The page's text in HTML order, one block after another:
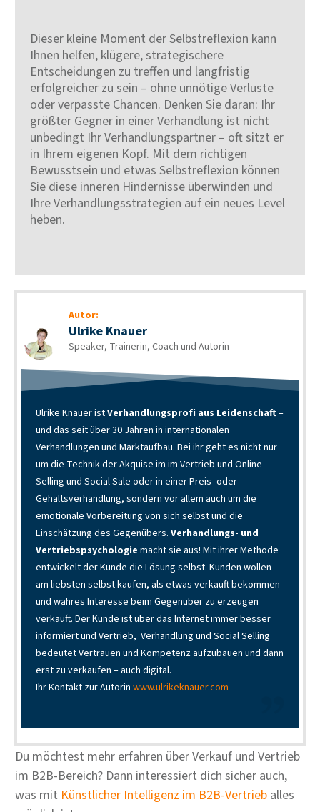
Dieser kleine Moment der Selbstreflexion kann
Ihnen helfen, klügere, strategischere
Entscheidungen zu treffen und langfristig
erfolgreicher zu sein – ohne unnötige Verluste
oder verpasste Chancen. Denken Sie daran: Ihr
größter Gegner in einer Verhandlung ist nicht
unbedingt Ihr Verhandlungspartner – oft sitzt er
in Ihrem eigenen Kopf. Mit dem richtigen
Bewusstsein und etwas Selbstreflexion können
Sie diese inneren Hindernisse überwinden und
Ihre Verhandlungsstrategien auf ein neues Level
heben.
Autor:
Ulrike Knauer
Speaker, Trainerin, Coach und Autorin
Ulrike Knauer istVerhandlungsprofi aus Leidenschaft–
und das seit über 30 Jahren in internationalen
Verhandlungen und Marktaufbau. Bei ihr geht es nicht nur
um die Technik der Akquise im im Vertrieb und Online
Selling und Social Sale oder in einer Preis- oder
Gehaltsverhandlung, sondern vor allem auch um die
emotionale Vorbereitung von sich selbst und die
Einschätzung des Gegenübers. Verhandlungs- und
Vertriebspsychologie macht sie aus! Mit ihrer Methode
entwickelt der Kunde die Lösung selbst. Kunden wollen
am liebsten selbst kaufen, als etwas verkauft bekommen
und wahres Interesse beim Gegenüber zu erzeugen
verkauft. Der Kunde ist über das Internet immer besser
informiert und Vertrieb, Verhandlung und Social Selling
bedeutet Vertrauen und Kompetenz aufzubauen und dann
erst zu verkaufen – auch digital.
Ihr Kontakt zur Autorin www.ulrikeknauer.com
Du möchtest mehr erfahren über Verkauf und Vertrieb
im B2B-Bereich? Dann interessiert dich sicher auch,
was mit Künstlicher Intelligenz im B2B-Vertrieb alles